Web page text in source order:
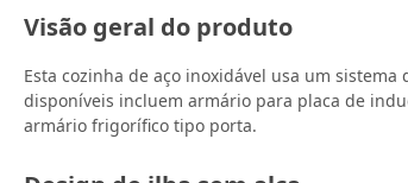
Visão geral do produto
Esta cozinha de aço inoxidável usa um
disponíveis incluem armário para placa de
armário frigorífico tipo porta.